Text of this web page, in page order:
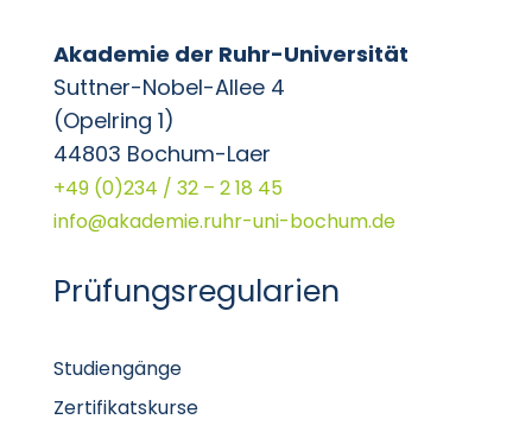
Akademie der Ruhr-Universität
Suttner-Nobel-Allee 4
(Opelring 1)
44803 Bochum-Laer
+49 (0)234 / 32 – 2 18 45
info@akademie.ruhr-uni-bochum.de
Prüfungsregularien
Studiengänge
Zertifikatskurse